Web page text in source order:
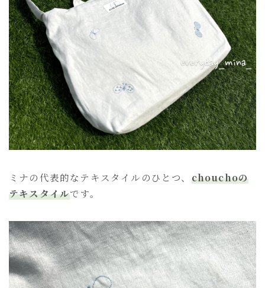
ミナの代表的なテキスタイルのひとつ、 chouchoの
テキスタイルです。